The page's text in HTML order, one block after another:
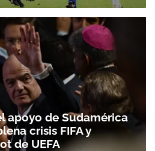
apoyo de Sudamérica
crisis FIFA y
de UEFA